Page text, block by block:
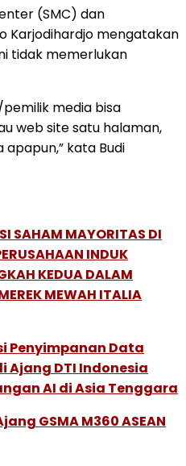
(SMC) dan
Karjodihardjo mengatakan
tidak memerlukan
media bisa
web site satu halaman,
kata Budi
SAHAM MAYORITAS DI
INDUK
KEDUA DALAM
MEWAH ITALIA
Penyimpanan Data
Ajang DTI Indonesia
AI di Asia Tenggara
GSMA M360 ASEAN